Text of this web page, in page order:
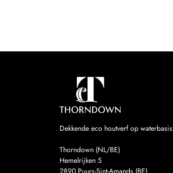
Dekkende eco houtverf op waterbasis
Thorndown (NL/BE)
Hemelrijken 5
2890 Puurs-Sint-Amands (BE)